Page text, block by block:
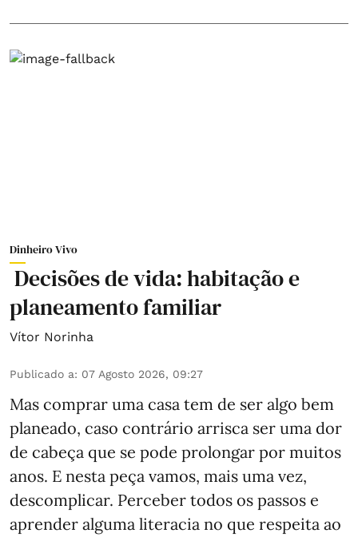
Dinheiro Vivo
Decisões de vida: habitação e
planeamento familiar
Vítor Norinha
Publicado a: 07 Agosto 2026, 09:27
Mas comprar uma casa tem de ser algo bem
planeado, caso contrário arrisca ser uma dor
de cabeça que se pode prolongar por muitos
anos. E nesta peça vamos, mais uma vez,
descomplicar. Perceber todos os passos e
aprender alguma literacia no que respeita ao